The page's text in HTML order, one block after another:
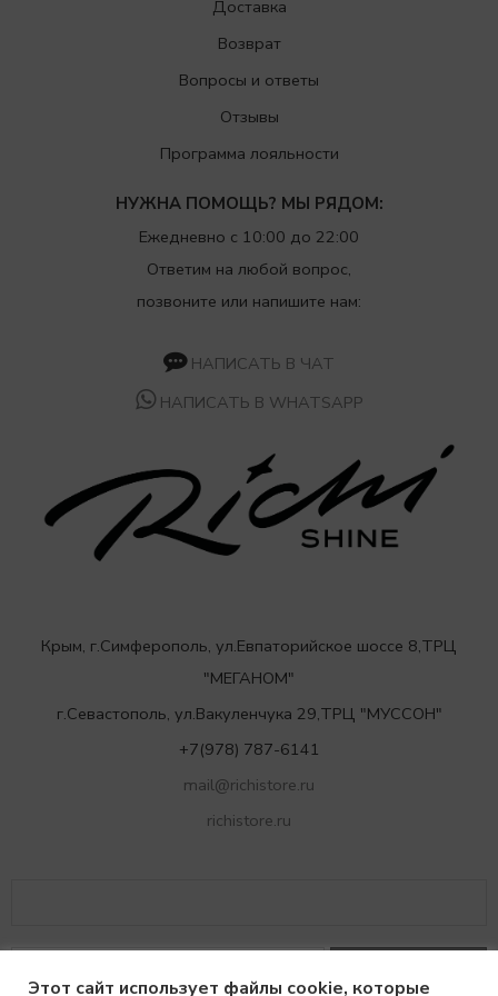
Доставка
Возврат
Вопросы и ответы
Отзывы
Программа лояльности
НУЖНА ПОМОЩЬ? МЫ РЯДОМ:
Ежедневно с 10:00 до 22:00
Ответим на любой вопрос,
позвоните или напишите нам:
НАПИСАТЬ В ЧАТ
НАПИСАТЬ В WHATSAPP
Крым, г.Симферополь, ул.Евпаторийское шоссе 8,ТРЦ
"МЕГАНОМ"
г.Севастополь, ул.Вакуленчука 29,ТРЦ "МУССОН"
+7(978) 787-6141
mail@richistore.ru
richistore.ru
Этот сайт использует файлы cookie, которые